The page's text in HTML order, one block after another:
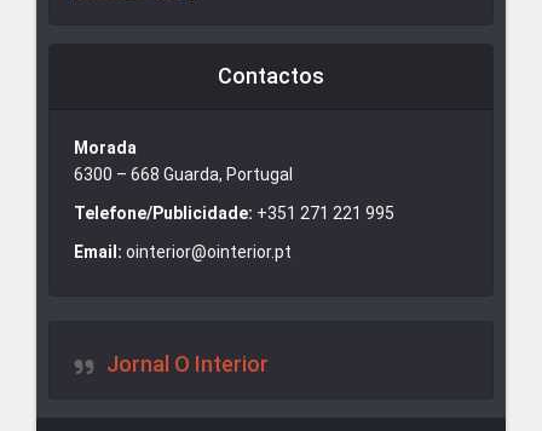
Contactos
Morada
6300 – 668 Guarda, Portugal
Telefone/Publicidade: +351 271 221 995
Email: ointerior@ointerior.pt
Jornal O Interior